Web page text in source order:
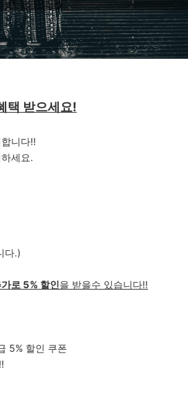
택 받으세요!
니다!!
세요.
다.)
로 5% 할인을 받을수 있습니다!!
5% 할인 쿠폰